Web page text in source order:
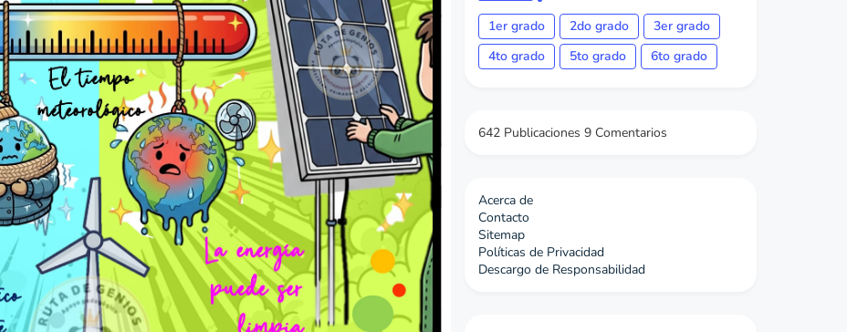
1er grado 2do grado
3er grado
4to grado
5to grado 6to grado
642 Publicaciones 9 Comentarios
Acerca de
Contacto
Sitemap
Políticas de Privacidad
Descargo de Responsabilidad